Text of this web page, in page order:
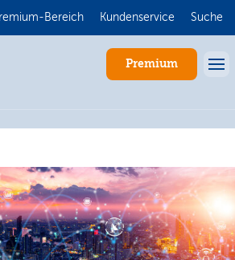
Bereich Kundenservice Suche
Premium